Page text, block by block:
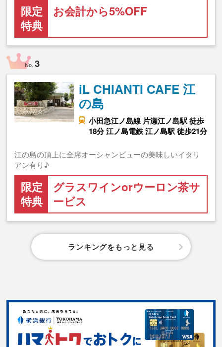
限定
特典
お会計から5%OFF
No.3
iL CHIANTI CAFE 江
の島
小田急江ノ島線 片瀬江ノ島駅 徒歩
18分 江ノ島電鉄 江ノ島駅 徒歩21分
江の島の頂上に全席オーシャンビューの美味しいイタリ
アン有り♪
限定
特典
グラスワインorウーロン茶サ
ービス
ランキングをもっと見る